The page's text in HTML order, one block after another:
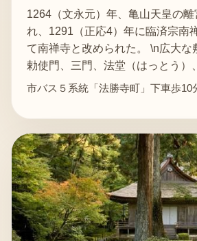
1264（文永元）年、亀山天皇の離
れ、1291（正応4）年に臨済宗南
て南禅寺と改められた。 \n広大な
勅使門、三門、法堂（はっとう）
市バス５系統「法勝寺町」下車歩10